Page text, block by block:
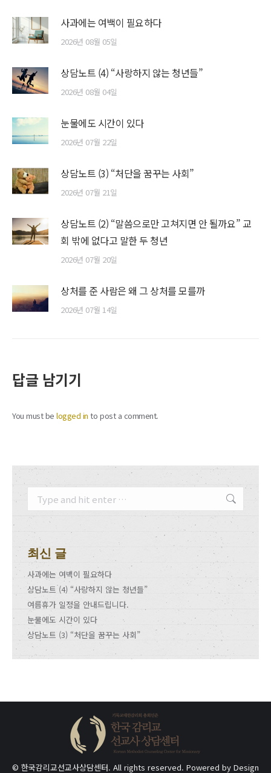
사과에는 여백이 필요하다
2026년 08월 05일
상담노트 (4) “사랑하지 않는 청년들”
2026년 08월 04일
눈물에도 시간이 있다
2026년 07월 22일
상담노트 (3) “처단을 꿈꾸는 사회”
2026년 07월 21일
상담노트 (2) “말씀으로만 고쳐지면 안 될까요” 교
회 밖에 없다고 말한 두 청년
2026년 07월 20일
상처를 준 사람은 왜 그 상처를 모를까
2026년 07월 14일
답글 남기기
You must belogged in to post a comment.
최신 글
사과에는 여백이 필요하다
상담노트 (4) “사랑하지 않는 청년들”
여름휴가 일정을 안내드립니다.
눈물에도 시간이 있다
상담노트 (3) “처단을 꿈꾸는 사회”
© 한국감리교선교사상담센터. All rights reserved. Powered by Design